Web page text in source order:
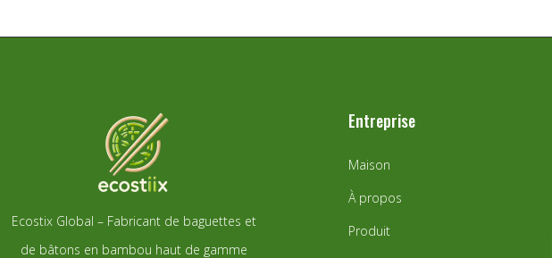
Ecostix Global – Fabricant de baguettes et
de bâtons en bambou haut de gamme
Entreprise
Maison
À propos
Produit